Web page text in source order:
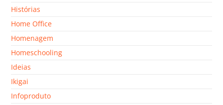
Histórias
Home Office
Homenagem
Homeschooling
Ideias
Ikigai
Infoproduto